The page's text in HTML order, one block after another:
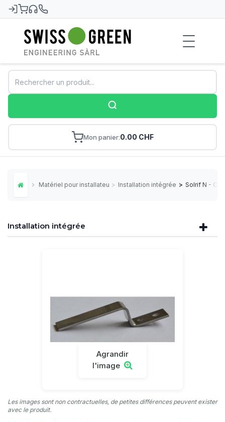
Swiss-Green
Mon panier 0.00 CHF
Home Matériel pour installateurs
> Installation intégrée > Solrif N -
Installation intégrée
Agrandir
l'image
Les images sont non contractuelles, de petites différences peuvent exister
avec le produit.